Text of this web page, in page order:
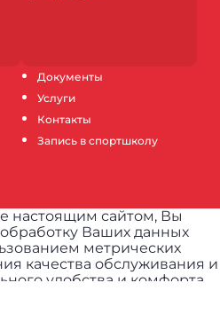
Документы
Услуги
Контакты
Запись в спортшколу
настоящим сайтом, Вы
Ваших данных
метрических
качества обслуживания и
удобства и комфорта